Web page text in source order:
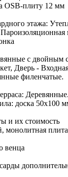
OSB-плиту 12 мм
этажа:
с двойным
Дверь -
филенчатые.
доска 50х100
и их стоимость
монолитная
венца